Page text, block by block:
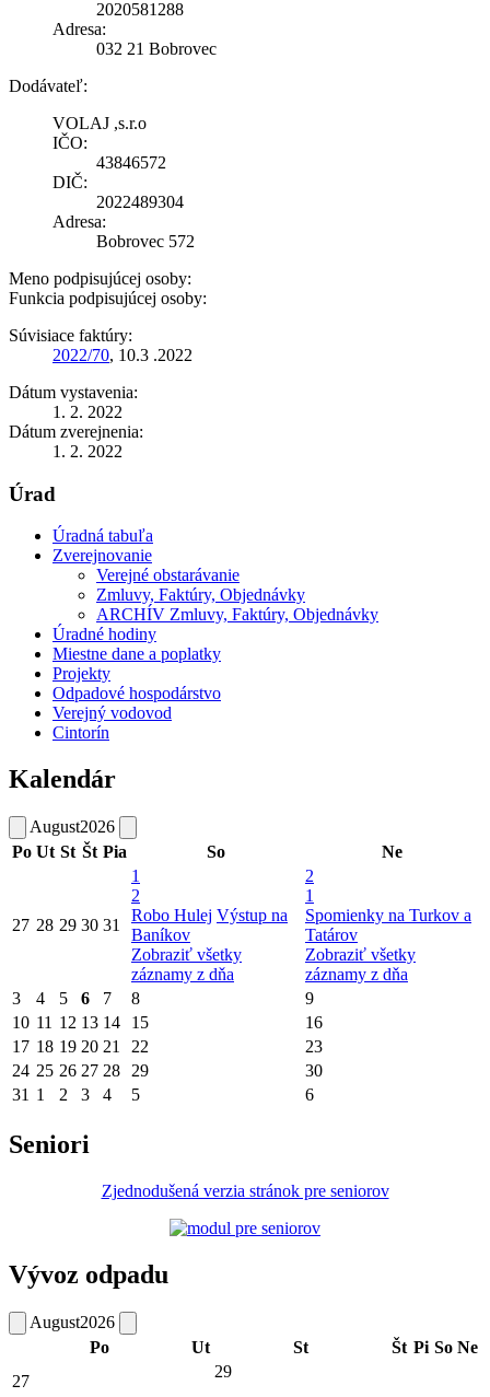
2020581288
Adresa:
032 21 Bobrovec
Dodávateľ:
VOLAJ ,s.r.o
IČO:
43846572
DIČ:
2022489304
Adresa:
Bobrovec 572
Meno podpisujúcej osoby:
Funkcia podpisujúcej osoby:
Súvisiace faktúry:
2022/70, 10.3 .2022
Dátum vystavenia:
1. 2. 2022
Dátum zverejnenia:
1. 2. 2022
Úrad
Úradná tabuľa
Zverejnovanie
Verejné obstarávanie
Zmluvy, Faktúry, Objednávky
ARCHÍV Zmluvy, Faktúry, Objednávky
Úradné hodiny
Miestne dane a poplatky
Projekty
Odpadové hospodárstvo
Verejný vodovod
Cintorín
Kalendár
August2026
Po Ut St Št Pia So Ne
27 28 29 30 31
1
2
Robo Hulej Výstup na
Baníkov
Zobraziť všetky
záznamy z dňa
2
1
Spomienky na Turkov a
Tatárov
Zobraziť všetky
záznamy z dňa
3
4 5 6 7 8
9
10 11 12 13 14 15
16
17 18 19 20 21 22
23
24 25 26 27 28 29
30
31 1 2 3 4 5 6
Seniori
Zjednodušená verzia stránok pre seniorov
Vývoz odpadu
August2026
Po
Ut St Št Pi So Ne
27
29